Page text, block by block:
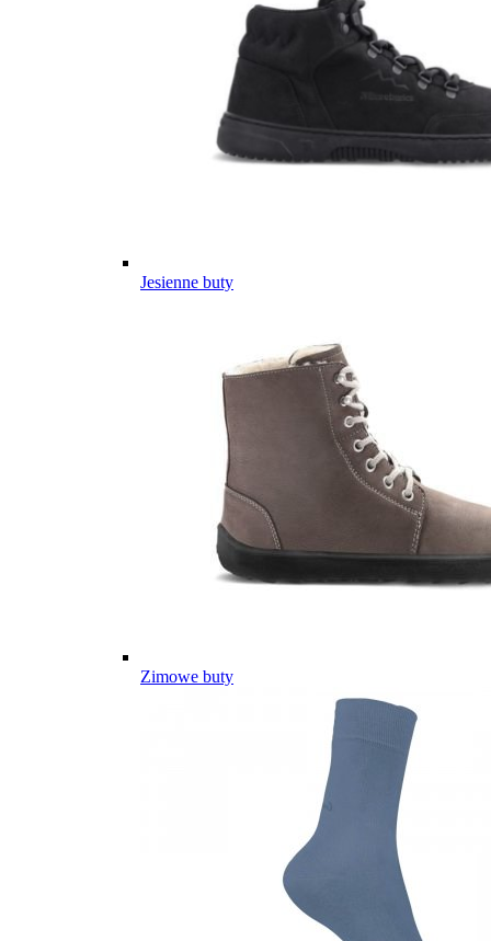
Jesienne buty
Zimowe buty